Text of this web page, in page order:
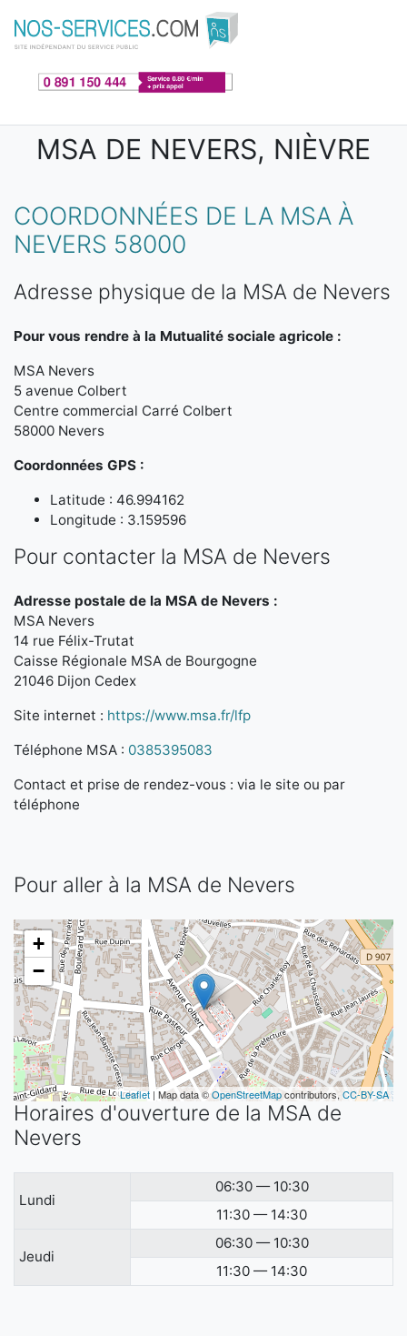
Aller au contenu principal
MSA DE NEVERS, NIÈVRE
COORDONNÉES DE LA MSA À
NEVERS 58000
Adresse physique de la MSA de Nevers
Pour vous rendre à la Mutualité sociale agricole :
MSA Nevers
5 avenue Colbert
Centre commercial Carré Colbert
58000 Nevers
Coordonnées GPS :
Latitude : 46.994162
Longitude : 3.159596
Pour contacter la MSA de Nevers
Adresse postale de la MSA de Nevers :
MSA Nevers
14 rue Félix-Trutat
Caisse Régionale MSA de Bourgogne
21046 Dijon Cedex
Site internet : https://www.msa.fr/lfp
Téléphone MSA : 0385395083
Contact et prise de rendez-vous : via le site ou par
téléphone
Pour aller à la MSA de Nevers
+
−
Leaflet | Map data ©OpenStreetMapcontributors, CC-BY-SA
Horaires d'ouverture de la MSA de
Nevers
Lundi
06:30 — 10:30
11:30 — 14:30
Jeudi
06:30 — 10:30
11:30 — 14:30